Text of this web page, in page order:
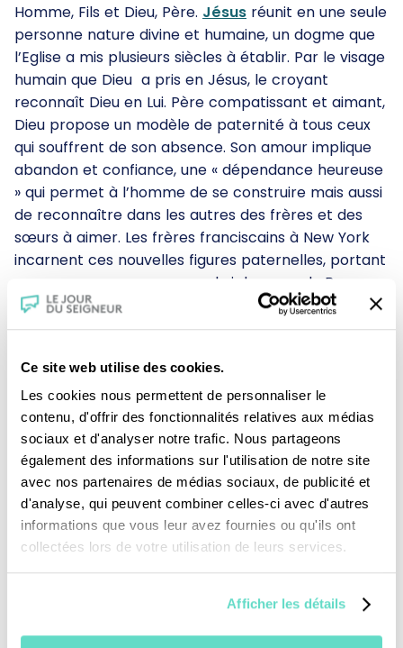
Ce site web utilise des cookies.
Les cookies nous permettent de personnaliser le
contenu, d'offrir des fonctionnalités relatives aux médias
sociaux et d'analyser notre trafic. Nous partageons
également des informations sur l'utilisation de notre site
avec nos partenaires de médias sociaux, de publicité et
d'analyse, qui peuvent combiner celles-ci avec d'autres
informations que vous leur avez fournies ou qu'ils ont
collectées lors de votre utilisation de leurs services.
Afficher les détails
Homme, Fils et Dieu, Père. Jésus réunit en une seule
personne nature divine et humaine, un dogme que
l’Eglise a mis plusieurs siècles à établir. Par le visage
humain que Dieu a pris en Jésus, le croyant
reconnaît Dieu en Lui. Père compatissant et aimant,
Dieu propose un modèle de paternité à tous ceux
qui souffrent de son absence. Son amour implique
abandon et confiance, une « dépendance heureuse
» qui permet à l’homme de se construire mais aussi
de reconnaître dans les autres des frères et des
sœurs à aimer. Les frères franciscains à New York
incarnent ces nouvelles figures paternelles, portant
secours aux pauvres sans-abri des rues du Bronx.
Théologiens, psychanalyste et sociologue éclairent
la relation du Fils au Père et du Père au Fils en
chrétienne. Un baume au coeur.
CFRT/ France2
Je fais un don
Revoir la messe du 02 août 2026